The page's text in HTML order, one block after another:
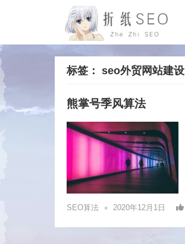
标签： seo外贸网站建设
熊掌号季风算法
SEO算法 • 2020年12月1日